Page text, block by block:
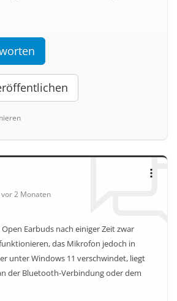
vor 2 Monaten
Earbuds nach einiger Zeit zwar
das Mikrofon jedoch in
unter Windows 11 verschwindet, liegt
der Bluetooth-Verbindung oder dem